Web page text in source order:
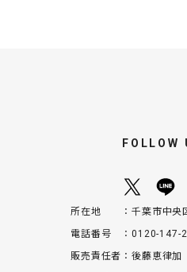
FOLLOW
所在地
千葉市中央
電話番号
0120-147-
販売責任者
後藤恵律加